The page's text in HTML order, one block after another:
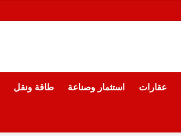
عقارات استثمار وصناعة طاقة ونقل